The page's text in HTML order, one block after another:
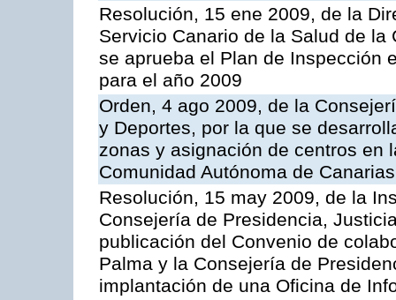
Resolución, 15 ene 2009, de la
Servicio Canario de la Salud de
se aprueba el Plan de Inspección
para el año 2009
Orden, 4 ago 2009, de la
y Deportes, por la que se
zonas y asignación de centros en
Comunidad Autónoma de Canarias
Resolución, 15 may 2009, de la
Consejería de Presidencia,
publicación del Convenio de
Palma y la Consejería de
implantación de una Oficina de